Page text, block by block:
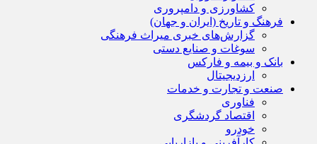
کشاورزی و دامپروری
فرهنگ و تاریخ (ایران و جهان)
گزارش‌های خبری میراث فرهنگی
سوغات و صنایع دستی
بانک و بیمه و فارکس
ارزدیجیتال
صنعت و تجارت و خدمات
فناوری
اقتصاد گردشگری
خودرو